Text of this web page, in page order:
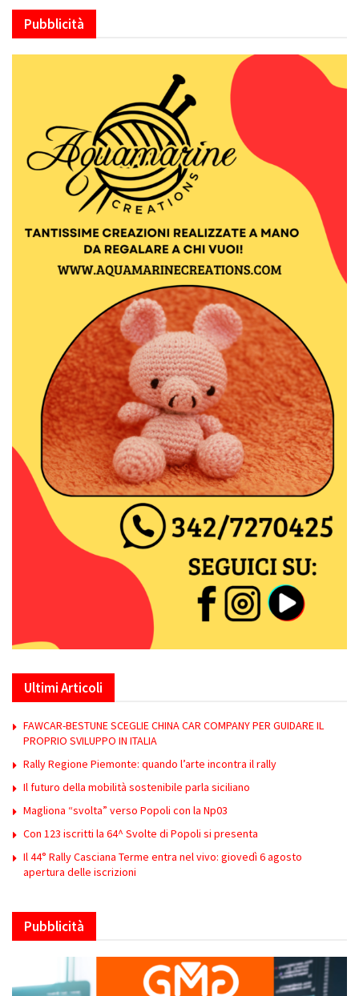
Pubblicità
Ultimi Articoli
FAWCAR-BESTUNE SCEGLIE CHINA CAR COMPANY PER GUIDARE IL
PROPRIO SVILUPPO IN ITALIA
Rally Regione Piemonte: quando l’arte incontra il rally
Il futuro della mobilità sostenibile parla siciliano
Magliona “svolta” verso Popoli con la Np03
Con 123 iscritti la 64^ Svolte di Popoli si presenta
Il 44° Rally Casciana Terme entra nel vivo: giovedì 6 agosto
apertura delle iscrizioni
Pubblicità